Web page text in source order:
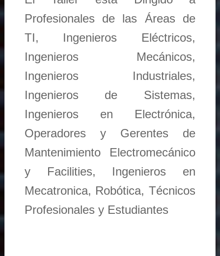
Profesionales de las Áreas de
TI, Ingenieros Eléctricos,
Ingenieros Mecánicos,
Ingenieros Industriales,
Ingenieros de Sistemas,
Ingenieros en Electrónica,
Operadores y Gerentes de
Mantenimiento Electromecánico
y Facilities, Ingenieros en
Mecatronica, Robótica, Técnicos
Profesionales y Estudiantes